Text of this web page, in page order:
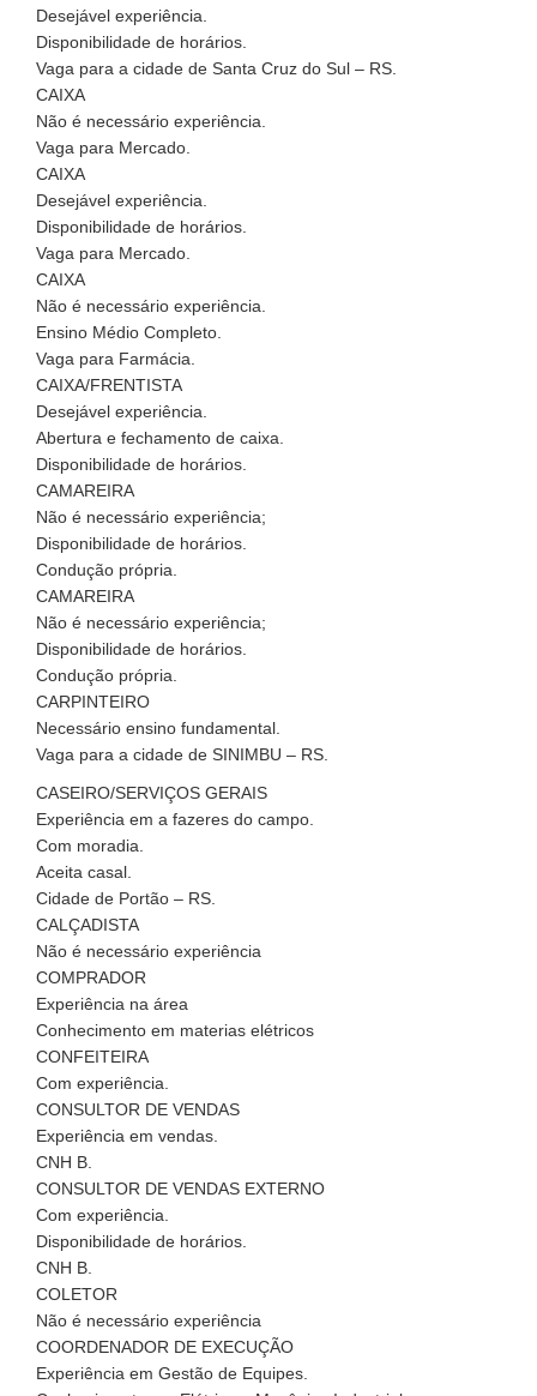
Desejável experiência.
Disponibilidade de horários.
Vaga para a cidade de Santa Cruz do Sul – RS.
CAIXA
Não é necessário experiência.
Vaga para Mercado.
CAIXA
Desejável experiência.
Disponibilidade de horários.
Vaga para Mercado.
CAIXA
Não é necessário experiência.
Ensino Médio Completo.
Vaga para Farmácia.
CAIXA/FRENTISTA
Desejável experiência.
Abertura e fechamento de caixa.
Disponibilidade de horários.
CAMAREIRA
Não é necessário experiência;
Disponibilidade de horários.
Condução própria.
CAMAREIRA
Não é necessário experiência;
Disponibilidade de horários.
Condução própria.
CARPINTEIRO
Necessário ensino fundamental.
Vaga para a cidade de SINIMBU – RS.
CASEIRO/SERVIÇOS GERAIS
Experiência em a fazeres do campo.
Com moradia.
Aceita casal.
Cidade de Portão – RS.
CALÇADISTA
Não é necessário experiência
COMPRADOR
Experiência na área
Conhecimento em materias elétricos
CONFEITEIRA
Com experiência.
CONSULTOR DE VENDAS
Experiência em vendas.
CNH B.
CONSULTOR DE VENDAS EXTERNO
Com experiência.
Disponibilidade de horários.
CNH B.
COLETOR
Não é necessário experiência
COORDENADOR DE EXECUÇÃO
Experiência em Gestão de Equipes.